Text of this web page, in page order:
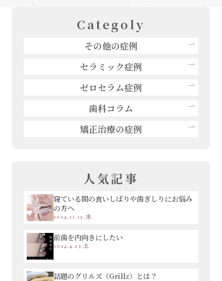
Categoly
その他の症例
セラミック症例
ゼロセラム症例
歯科コラム
矯正治療の症例
人気記事
寝ている間の食いしばりや歯ぎしりにお悩み
の方へ
2024.11.13.水
前歯を内向きにしたい
2024.4.27.土
話題のグリルズ（Grillz）とは？